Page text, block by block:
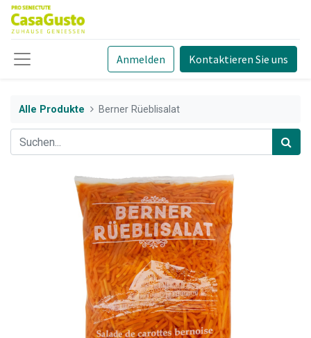
Anmelden Kontaktieren Sie uns
Alle Produkte Berner Rüeblisalat